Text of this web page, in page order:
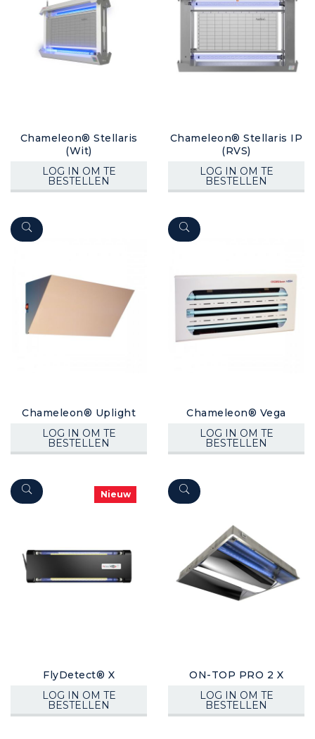
Chameleon® Stellaris
(Wit)
LOG IN OM TE
BESTELLEN
Chameleon® Stellaris IP
(RVS)
LOG IN OM TE
BESTELLEN
Chameleon® Uplight
LOG IN OM TE
BESTELLEN
Chameleon® Vega
LOG IN OM TE
BESTELLEN
Nieuw
FlyDetect® X
LOG IN OM TE
BESTELLEN
ON-TOP PRO 2 X
LOG IN OM TE
BESTELLEN